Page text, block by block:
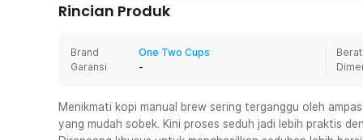
Pick n Go Jakarta Barat
Senin -
Pick n Go Depok
Senin - Jumat
Rincian Produk
Brand
One Two Cups
Garansi
-
Menikmati kopi manual brew sering terganggu oleh
yang mudah sobek. Kini proses seduh jadi lebih praktis